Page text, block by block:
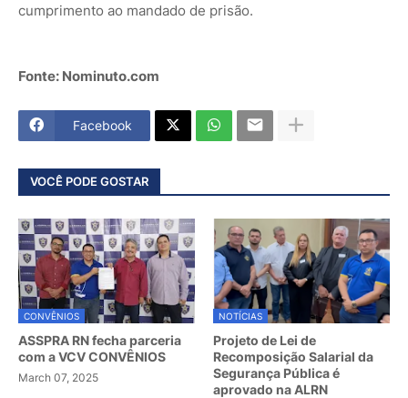
cumprimento ao mandado de prisão.
Fonte: Nominuto.com
Facebook
VOCÊ PODE GOSTAR
CONVÊNIOS
ASSPRA RN fecha parceria
com a VCV CONVÊNIOS
March 07, 2025
NOTÍCIAS
Projeto de Lei de
Recomposição Salarial da
Segurança Pública é
aprovado na ALRN